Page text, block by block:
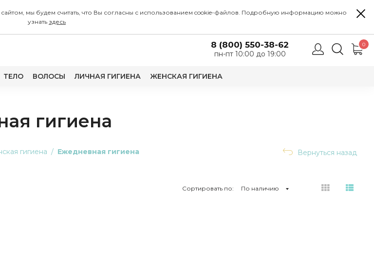
мы будем считать, что Вы согласны с использованием cookie-файлов. Подробную информацию можно
узнать здесь
8 (800) 550-38-62
пн-пт 10:00 до 19:00
0
ТЕЛО ВОЛОСЫ ЛИЧНАЯ ГИГИЕНА ЖЕНСКАЯ ГИГИЕНА
гигиена
гигиена Ежедневная гигиена Вернуться назад
Сортировать по: По наличию